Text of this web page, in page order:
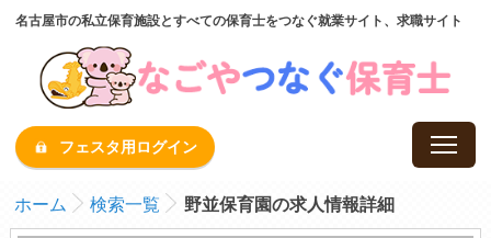
名古屋市の私立保育施設とすべての保育士をつなぐ就業サイト、求職サイト
フェスタ用ログイン
ホーム 検索一覧 野並保育園の求人情報詳細